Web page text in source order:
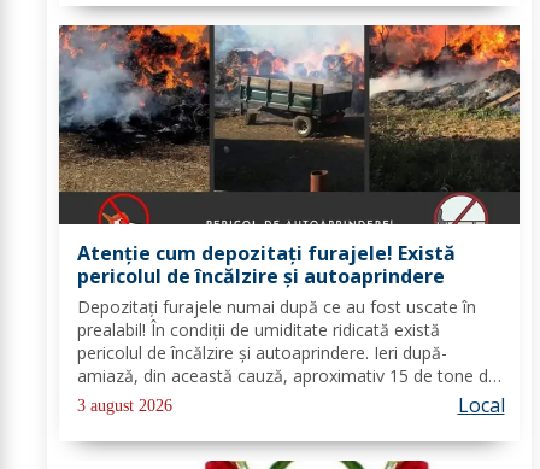
Atenție cum depozitați furajele! Există
pericolul de încălzire și autoaprindere
Depozitați furajele numai după ce au fost uscate în
prealabil! În condiții de umiditate ridicată există
pericolul de încălzire și autoaprindere. Ieri după-
amiază, din această cauză, aproximativ 15 de tone de
furaje au ars într-o gospodărie din localitatea Coțușca.
Alarma a fost dată chiar de...
3 august 2026 Local